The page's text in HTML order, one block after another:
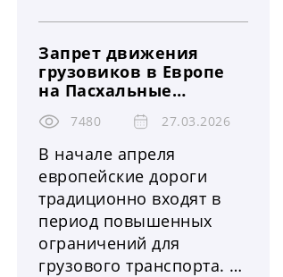
Запрет движения
грузовиков в Европе
на Пасхальные
праздники 2026:
страны, штрафы и
контроль
7480 27.03.2026
В начале апреля
европейские дороги
традиционно входят в
период повышенных
ограничений для
грузового транспорта. В